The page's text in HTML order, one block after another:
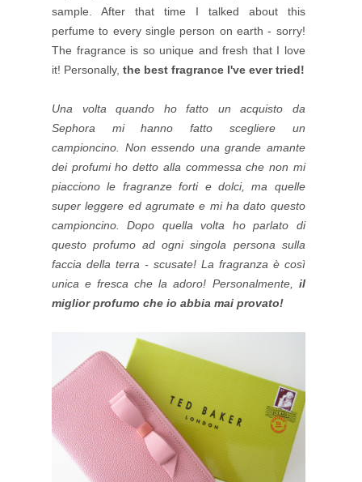
sample. After that time I talked about this
perfume to every single person on earth - sorry!
The fragrance is so unique and fresh that I love
it! Personally, the best fragrance I've ever tried!
Una volta quando ho fatto un acquisto da
Sephora mi hanno fatto scegliere un
campioncino. Non essendo una grande amante
dei profumi ho detto alla commessa che non mi
piacciono le fragranze forti e dolci, ma quelle
super leggere ed agrumate e mi ha dato questo
campioncino. Dopo quella volta ho parlato di
questo profumo ad ogni singola persona sulla
faccia della terra - scusate! La fragranza è così
unica e fresca che la adoro! Personalmente, il
miglior profumo che io abbia mai provato!